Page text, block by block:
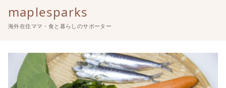
maplesparks
海外在住ママ・食と暮らしのサポーター